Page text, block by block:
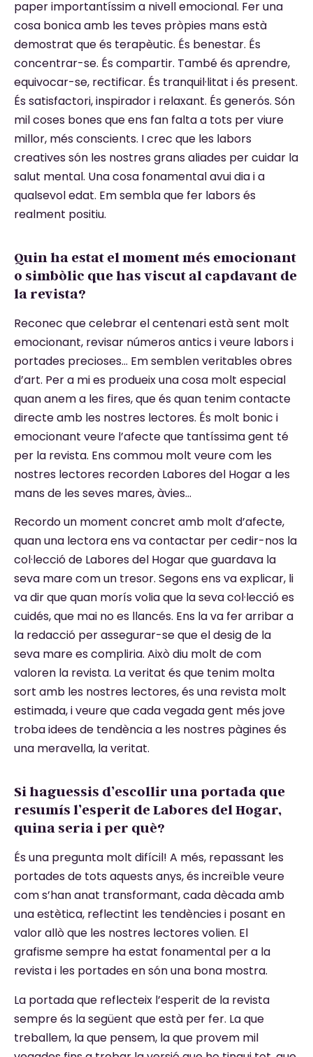
paper importantíssim a nivell emocional. Fer una
cosa bonica amb les teves pròpies mans està
demostrat que és terapèutic. És benestar. És
concentrar-se. És compartir. També és aprendre,
equivocar-se, rectificar. És tranquil·litat i és present.
És satisfactori, inspirador i relaxant. És generós. Són
mil coses bones que ens fan falta a tots per viure
millor, més conscients. I crec que les labors
creatives són les nostres grans aliades per cuidar la
salut mental. Una cosa fonamental avui dia i a
qualsevol edat. Em sembla que fer labors és
realment positiu.
Quin ha estat el moment més emocionant
o simbòlic que has viscut al capdavant de
la revista?
Reconec que celebrar el centenari està sent molt
emocionant, revisar números antics i veure labors i
portades precioses… Em semblen veritables obres
d’art. Per a mi es produeix una cosa molt especial
quan anem a les fires, que és quan tenim contacte
directe amb les nostres lectores. És molt bonic i
emocionant veure l’afecte que tantíssima gent té
per la revista. Ens commou molt veure com les
nostres lectores recorden Labores del Hogar a les
mans de les seves mares, àvies…
Recordo un moment concret amb molt d’afecte,
quan una lectora ens va contactar per cedir-nos la
col·lecció de Labores del Hogar que guardava la
seva mare com un tresor. Segons ens va explicar, li
va dir que quan morís volia que la seva col·lecció es
cuidés, que mai no es llancés. Ens la va fer arribar a
la redacció per assegurar-se que el desig de la
seva mare es compliria. Això diu molt de com
valoren la revista. La veritat és que tenim molta
sort amb les nostres lectores, és una revista molt
estimada, i veure que cada vegada gent més jove
troba idees de tendència a les nostres pàgines és
una meravella, la veritat.
Si haguessis d’escollir una portada que
resumís l’esperit de Labores del Hogar,
quina seria i per què?
És una pregunta molt difícil! A més, repassant les
portades de tots aquests anys, és increïble veure
com s’han anat transformant, cada dècada amb
una estètica, reflectint les tendències i posant en
valor allò que les nostres lectores volien. El
grafisme sempre ha estat fonamental per a la
revista i les portades en són una bona mostra.
La portada que reflecteix l’esperit de la revista
sempre és la següent que està per fer. La que
treballem, la que pensem, la que provem mil